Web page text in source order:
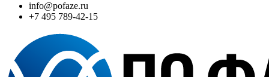
info@pofaze.ru
+7 495 789-42-15